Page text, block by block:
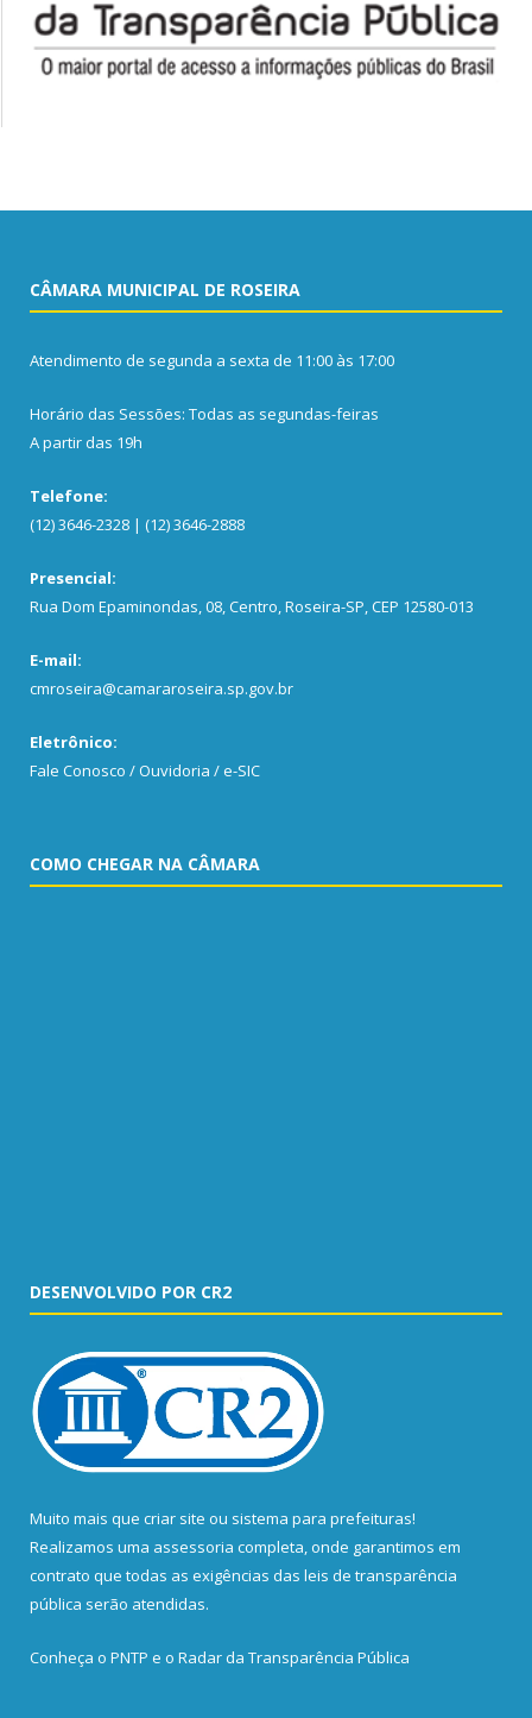
CÂMARA MUNICIPAL DE ROSEIRA
Atendimento de segunda a sexta de 11:00 às 17:00
Horário das Sessões: Todas as segundas-feiras
A partir das 19h
Telefone:
(12) 3646-2328 | (12) 3646-2888
Presencial:
Rua Dom Epaminondas, 08, Centro, Roseira-SP, CEP 12580-013
E-mail:
cmroseira@camararoseira.sp.gov.br
Eletrônico:
Fale Conosco / Ouvidoria / e-SIC
COMO CHEGAR NA CÂMARA
DESENVOLVIDO POR CR2
Muito mais que criar site ou sistema para prefeituras!
Realizamos uma assessoria completa, onde garantimos em
contrato que todas as exigências das leis de transparência
pública serão atendidas.
Conheça o PNTP e o Radar da Transparência Pública